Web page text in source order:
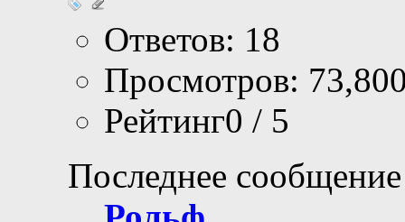
Ответов: 18
Просмотров:
Рейтинг0 / 5
Последнее